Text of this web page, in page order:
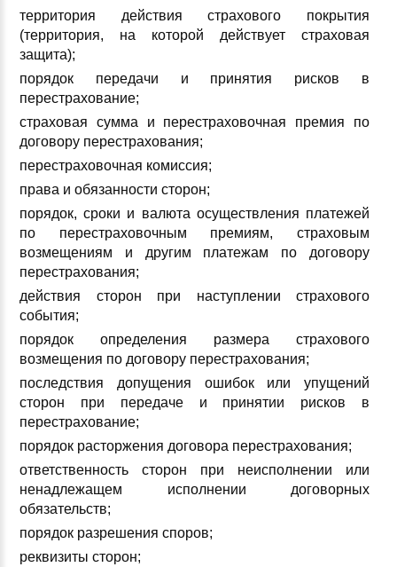
территория действия страхового покрытия
(территория, на которой действует страховая
защита);
порядок передачи и принятия рисков в
перестрахование;
страховая сумма и перестраховочная премия по
договору перестрахования;
перестраховочная комиссия;
права и обязанности сторон;
порядок, сроки и валюта осуществления платежей
по перестраховочным премиям, страховым
возмещениям и другим платежам по договору
перестрахования;
действия сторон при наступлении страхового
события;
порядок определения размера страхового
возмещения по договору перестрахования;
последствия допущения ошибок или упущений
сторон при передаче и принятии рисков в
перестрахование;
порядок расторжения договора перестрахования;
ответственность сторон при неисполнении или
ненадлежащем исполнении договорных
обязательств;
порядок разрешения споров;
реквизиты сторон;